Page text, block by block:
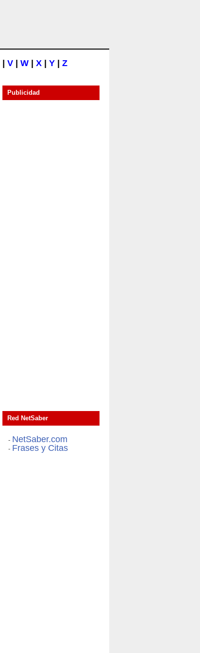
V W X Y Z
Publicidad
Red NetSaber
- NetSaber.com
- Frases y Citas